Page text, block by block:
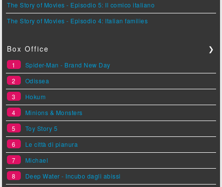
The Story of Movies - Episodio 5: Il comico italiano
The Story of Movies - Episodio 4: Italian families
Box Office ❯
1
Spider-Man - Brand New Day
2
Odissea
3
Hokum
4
Minions & Monsters
5
Toy Story 5
6
Le città di pianura
7
Michael
8
Deep Water - Incubo dagli abissi